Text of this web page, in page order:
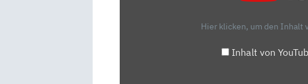
Hier klicken, um den Inhalt
Inhalt von